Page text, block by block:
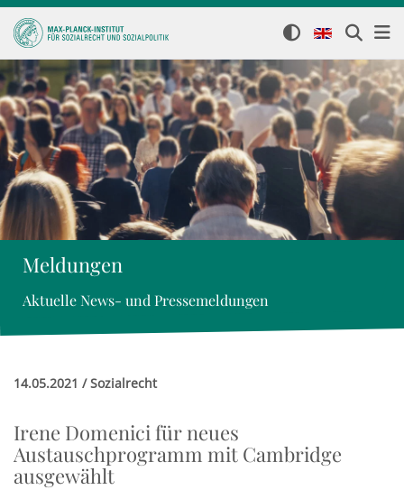
Meldungen
Aktuelle News- und Pressemeldungen
14.05.2021 / Sozialrecht
Irene Domenici für neues
Austauschprogramm mit Cambridge
ausgewählt